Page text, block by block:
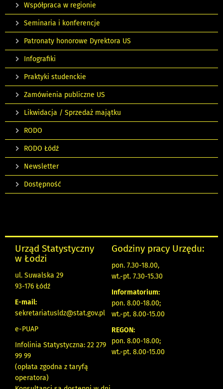
Współpraca w regionie
Seminaria i konferencje
Patronaty honorowe Dyrektora US
Infografiki
Praktyki studenckie
Zamówienia publiczne US
Likwidacja / Sprzedaż majątku
RODO
RODO Łódź
Newsletter
Dostępność
Urząd Statystyczny
w Łodzi
ul. Suwalska 29
93-176 Łódź
E-mail:
sekretariatusldz@stat.gov.pl
e-PUAP
Infolinia Statystyczna: 22 279
99 99
(opłata zgodna z taryfą
operatora)
Godziny pracy Urzędu:
pon. 7.30-18.00,
wt.-pt. 7.30-15.30
Informatorium:
pon. 8.00-18.00;
wt.-pt. 8.00-15.00
REGON:
pon. 8.00-18.00;
wt.-pt. 8.00-15.00